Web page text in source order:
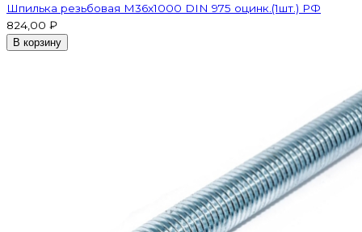
Шпилька резьбовая M36x1000 DIN 975 оцинк.(1шт.) РФ
824,00 ₽
В корзину